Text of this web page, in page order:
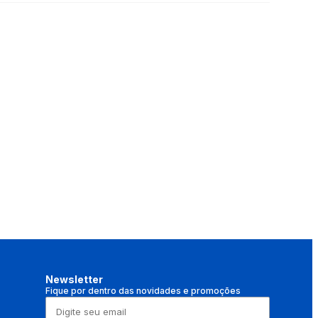
Newsletter
Fique por dentro das novidades e promoções